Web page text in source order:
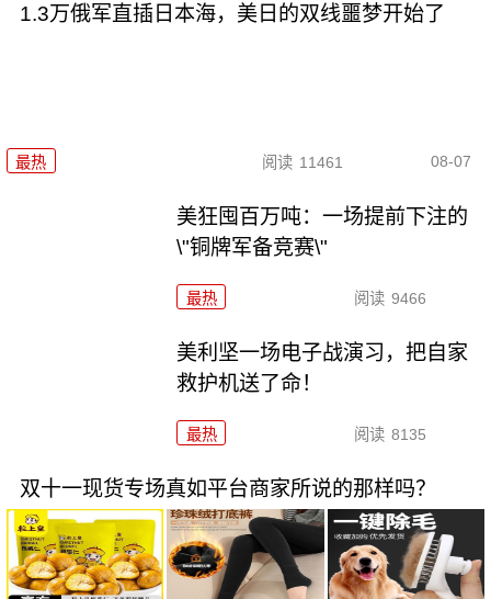
1.3万俄军直插日本海，美日的双线噩梦开始了
最热 阅读 11461 08-07
美狂囤百万吨：一场提前下注的
\"铜牌军备竞赛\"
最热 阅读 9466
美利坚一场电子战演习，把自家
救护机送了命！
最热 阅读 8135
双十一现货专场真如平台商家所说的那样吗？